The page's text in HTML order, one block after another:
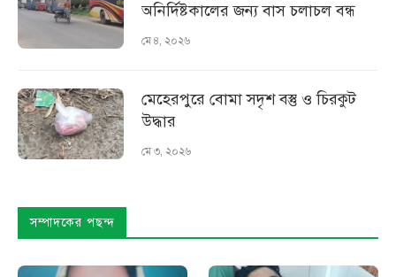
অনির্দিষ্টকালের জন্য বাস চলাচল বন্ধ
মে ৪, ২০২৬
মেহেরপুরে বোমা সদৃশ বস্তু ও চিরকুট
উদ্ধার
মে ৩, ২০২৬
সম্পাদকের পছন্দ